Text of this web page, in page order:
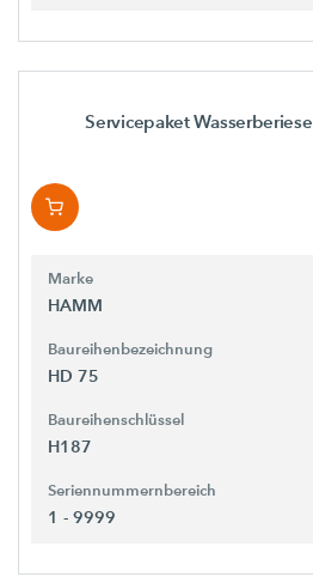
Servicepaket
Marke
HAMM
Baureihenbezeichnung
HD 75
Baureihenschlüssel
H187
Seriennummernbereich
1 - 9999